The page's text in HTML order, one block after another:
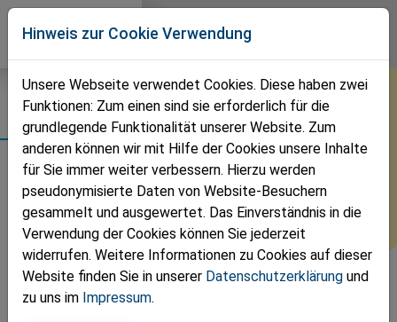
Direkt zur Hauptnavigation springen
Direkt zum Inhalt springen
Termine
Es gibt keine Veranstaltungen in der aktuellen Ansicht.
Hinweis zur Cookie Verwendung
Unsere Webseite verwendet Cookies. Diese haben zwei
Funktionen: Zum einen sind sie erforderlich für die
grundlegende Funktionalität unserer Website. Zum
anderen können wir mit Hilfe der Cookies unsere Inhalte
für Sie immer weiter verbessern. Hierzu werden
pseudonymisierte Daten von Website-Besuchern
gesammelt und ausgewertet. Das Einverständnis in die
Verwendung der Cookies können Sie jederzeit
widerrufen. Weitere Informationen zu Cookies auf dieser
Website finden Sie in unserer Datenschutzerklärung und
zu uns im Impressum.